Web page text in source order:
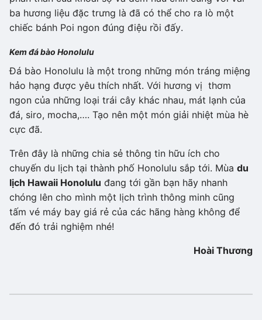
ba hương liệu đặc trưng là đã có thể cho ra lò một
chiếc bánh Poi ngon đúng điệu rồi đấy.
Kem đá bào Honolulu
Đá bào Honolulu là một trong những món tráng miệng
hảo hạng được yêu thích nhất. Với hương vị thơm
ngon của những loại trái cây khác nhau, mát lạnh của
đá, siro, mocha,…. Tạo nên một món giải nhiệt mùa hè
cực đã.
Trên đây là những chia sẻ thông tin hữu ích cho
chuyến du lịch tại thành phố Honolulu sắp tới. Mùa du
lịch Hawaii Honolulu đang tới gần bạn hãy nhanh
chóng lên cho mình một lịch trình thông minh cũng
tấm vé máy bay giá rẻ của các hãng hàng không để
đến đó trải nghiệm nhé!
Hoài Thương